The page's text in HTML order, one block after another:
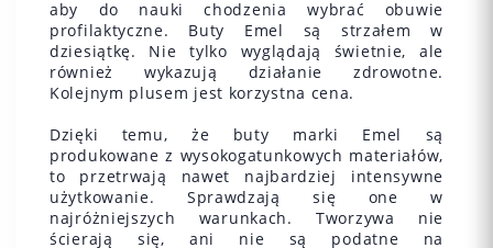
aby do nauki chodzenia wybrać obuwie
profilaktyczne. Buty Emel są strzałem w
dziesiątkę. Nie tylko wyglądają świetnie, ale
również wykazują działanie zdrowotne.
Kolejnym plusem jest korzystna cena.
Dzięki temu, że buty marki Emel są
produkowane z wysokogatunkowych materiałów,
to przetrwają nawet najbardziej intensywne
użytkowanie. Sprawdzają się one w
najróżniejszych warunkach. Tworzywa nie
ścierają się, ani nie są podatne na